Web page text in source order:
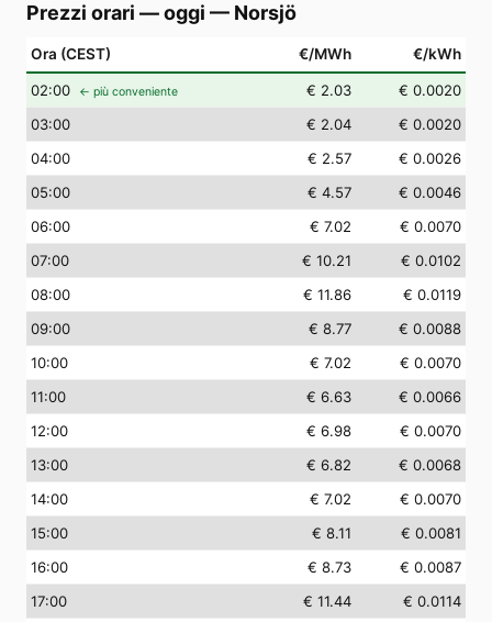
Prezzi orari — oggi — Norsjö
Ora (CEST) €/MWh €/kWh
02:00 ← più conveniente € 2.03
€ 0.0020
03:00 € 2.04
€ 0.0020
04:00 € 2.57
€ 0.0026
05:00 € 4.57
€ 0.0046
06:00 € 7.02
€ 0.0070
07:00 € 10.21
€ 0.0102
08:00 € 11.86
€ 0.0119
09:00 € 8.77
€ 0.0088
10:00 € 7.02
€ 0.0070
11:00 € 6.63
€ 0.0066
12:00 € 6.98
€ 0.0070
13:00 € 6.82
€ 0.0068
14:00 € 7.02
€ 0.0070
15:00 € 8.11
€ 0.0081
16:00 € 8.73
€ 0.0087
17:00 € 11.44
€ 0.0114